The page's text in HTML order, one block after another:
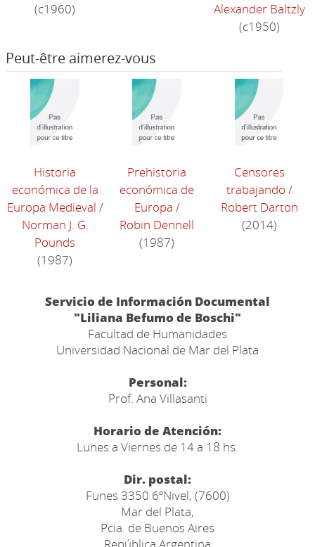
(c1960)
Alexander Baltzly
(c1950)
Peut-être aimerez-vous
Historia
económica de la
Europa Medieval /
Norman J. G.
Pounds
(1987)
Prehistoria
económica de
Europa /
Robin Dennell
(1987)
Censores
trabajando /
Robert Darton
(2014)
Servicio de Información Documental
"Liliana Befumo de Boschi"
Facultad de Humanidades
Universidad Nacional de Mar del Plata
Personal:
Prof. Ana Villasanti
Horario de Atención:
Lunes a Viernes de 14 a 18 hs.
Dir. postal:
Funes 3350 6ºNivel, (7600)
Mar del Plata,
Pcia. de Buenos Aires